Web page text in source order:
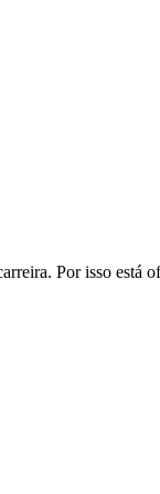
Por isso